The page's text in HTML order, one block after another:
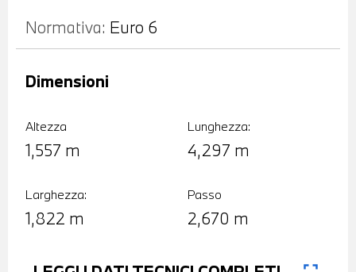
Normativa: Euro 6
Altezza
1,557 m
Lunghezza:
4,297 m
Dimensioni
Larghezza:
1,822 m
Passo
2,670 m